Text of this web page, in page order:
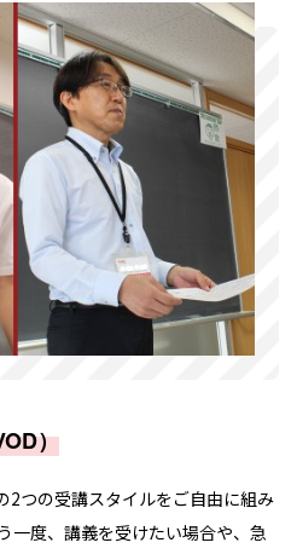
）
2つの受講スタイルをご自由に組み
一度、講義を受けたい場合や、急